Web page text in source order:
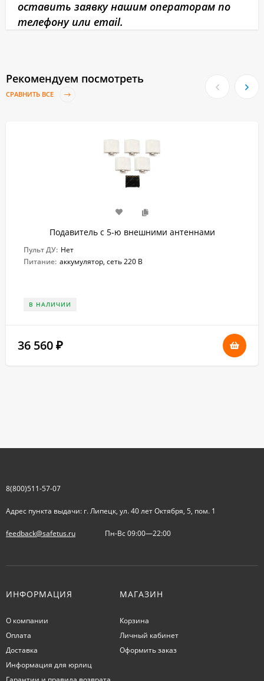
оставить заявку нашим операторам по
телефону или email.
Рекомендуем посмотреть
СРАВНИТЬ ВСЕ
Подавитель с 5-ю внешними антеннами
Пульт ДУ: Нет
Питание: аккумулятор, сеть 220 В
В НАЛИЧИИ
36 560 ₽
8(800)511-57-07
Адрес пункта выдачи: г. Липецк, ул. 40 лет Октября, 5, пом. 1
feedback@safetus.ru Пн-Вс 09:00—22:00
ИНФОРМАЦИЯ
О компании
Оплата
Доставка
Информация для юрлиц
МАГАЗИН
Корзина
Личный кабинет
Оформить заказ